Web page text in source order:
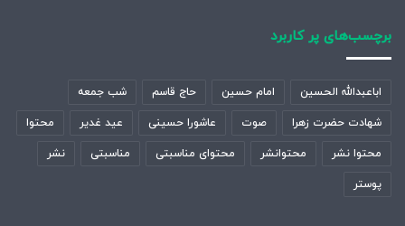
برچسب‌های پر کاربرد
اباعبدالله الحسین امام حسین حاج قاسم شب جمعه
شهادت حضرت زهرا صوت عاشورا حسینی عید غدیر محتوا
محتوا نشر محتوانشر محتوای مناسبتی مناسبتی نشر
پوستر